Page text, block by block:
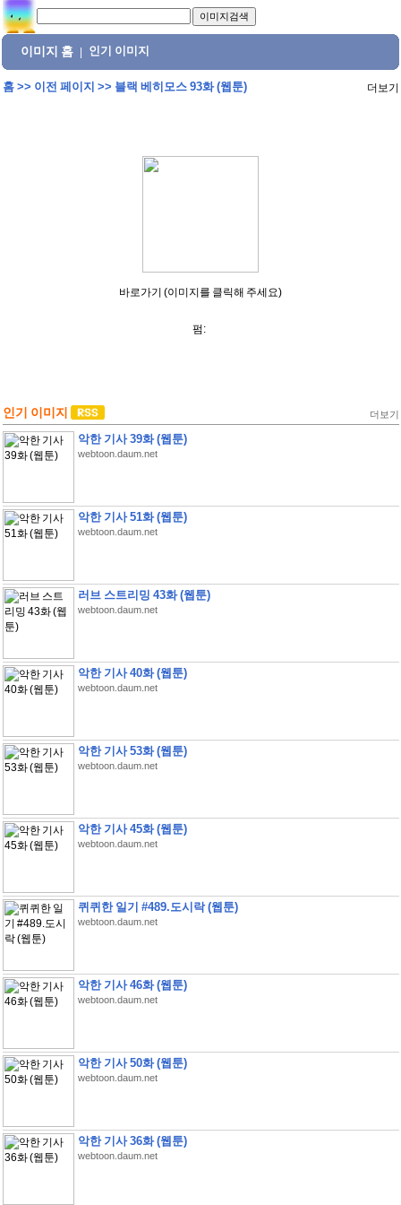
이미지 홈 인기 이미지
홈>> 이전 페이지 >> 블랙 베히모스 93화 (웹툰) 더보기
바로가기 (이미지를 클릭해 주세요)
펌:
인기 이미지 더보기
악한 기사 39화 (웹툰)
webtoon.daum.net
악한 기사 51화 (웹툰)
webtoon.daum.net
러브 스트리밍 43화 (웹툰)
webtoon.daum.net
악한 기사 40화 (웹툰)
webtoon.daum.net
악한 기사 53화 (웹툰)
webtoon.daum.net
악한 기사 45화 (웹툰)
webtoon.daum.net
퀴퀴한 일기 #489.도시락 (웹툰)
webtoon.daum.net
악한 기사 46화 (웹툰)
webtoon.daum.net
악한 기사 50화 (웹툰)
webtoon.daum.net
악한 기사 36화 (웹툰)
webtoon.daum.net